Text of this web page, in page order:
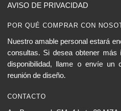
AVISO DE PRIVACIDAD
POR QUÉ COMPRAR CON
Nuestro amable personal estará
consultas. Si desea obtener más
disponibilidad, llame o envíe un
reunión de diseño.
CONTACTO